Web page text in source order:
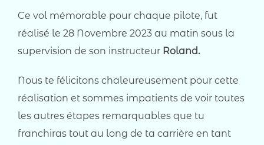
Ce vol mémorable pour chaque pilote, fut
réalisé le 28 Novembre 2023 au matin sous la
supervision de son instructeur Roland.
Nous te félicitons chaleureusement pour cette
réalisation et sommes impatients de voir toutes
les autres étapes remarquables que tu
franchiras tout au long de ta carrière en tant